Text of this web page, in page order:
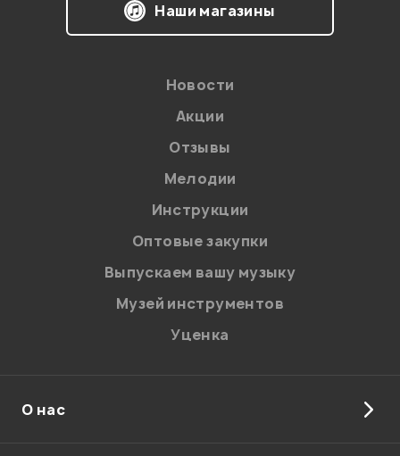
на обработку персональных данных в
Политикой в отношении обработки
персональных данных.
Введите проверочное число:
Отправить
Наши магазины
Новости
Акции
Отзывы
Мелодии
Инструкции
Оптовые закупки
Выпускаем вашу музыку
Музей инструментов
Уценка
О нас